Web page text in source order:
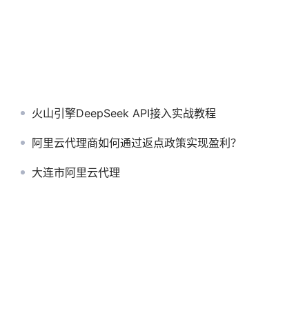
火山引擎DeepSeek API接入实战教程
阿里云代理商如何通过返点政策实现盈利？
大连市阿里云代理